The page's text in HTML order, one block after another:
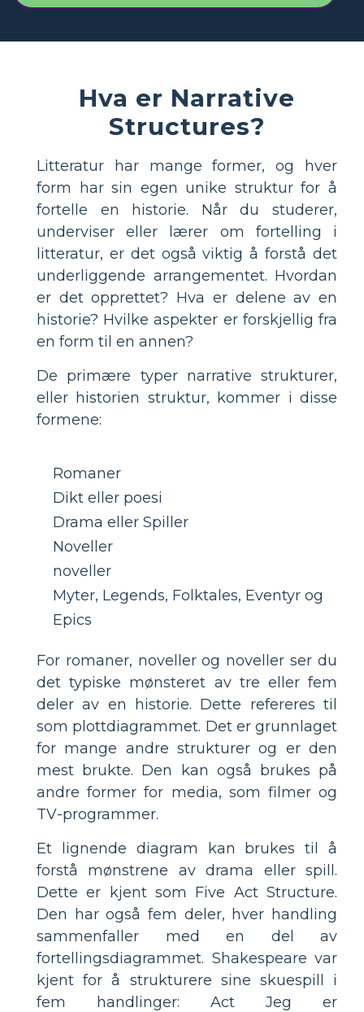
Hva er Narrative
Structures?
Litteratur har mange former, og hver
form har sin egen unike struktur for å
fortelle en historie. Når du studerer,
underviser eller lærer om fortelling i
litteratur, er det også viktig å forstå det
underliggende arrangementet. Hvordan
er det opprettet? Hva er delene av en
historie? Hvilke aspekter er forskjellig fra
en form til en annen?
De primære typer narrative strukturer,
eller historien struktur, kommer i disse
formene:
Romaner
Dikt eller poesi
Drama eller Spiller
Noveller
noveller
Myter, Legends, Folktales, Eventyr og
Epics
For romaner, noveller og noveller ser du
det typiske mønsteret av tre eller fem
deler av en historie. Dette refereres til
som plottdiagrammet. Det er grunnlaget
for mange andre strukturer og er den
mest brukte. Den kan også brukes på
andre former for media, som filmer og
TV-programmer.
Et lignende diagram kan brukes til å
forstå mønstrene av drama eller spill.
Dette er kjent som Five Act Structure.
Den har også fem deler, hver handling
sammenfaller med en del av
fortellingsdiagrammet. Shakespeare var
kjent for å strukturere sine skuespill i
fem handlinger: Act Jeg er